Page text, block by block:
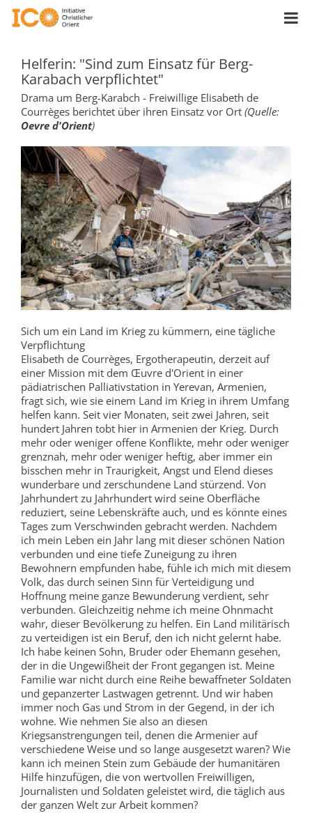
Helferin: "Sind zum Einsatz für Berg-
Karabach verpflichtet"
Drama um Berg-Karabch - Freiwillige Elisabeth de
Courrèges berichtet über ihren Einsatz vor Ort (Quelle:
Oevre d'Orient)
Sich um ein Land im Krieg zu kümmern, eine tägliche
Verpflichtung
Elisabeth de Courrèges, Ergotherapeutin, derzeit auf
einer Mission mit dem Œuvre d'Orient in einer
pädiatrischen Palliativstation in Yerevan, Armenien,
fragt sich, wie sie einem Land im Krieg in ihrem Umfang
helfen kann. Seit vier Monaten, seit zwei Jahren, seit
hundert Jahren tobt hier in Armenien der Krieg. Durch
mehr oder weniger offene Konflikte, mehr oder weniger
grenznah, mehr oder weniger heftig, aber immer ein
bisschen mehr in Traurigkeit, Angst und Elend dieses
wunderbare und zerschundene Land stürzend. Von
Jahrhundert zu Jahrhundert wird seine Oberfläche
reduziert, seine Lebenskräfte auch, und es könnte eines
Tages zum Verschwinden gebracht werden. Nachdem
ich mein Leben ein Jahr lang mit dieser schönen Nation
verbunden und eine tiefe Zuneigung zu ihren
Bewohnern empfunden habe, fühle ich mich mit diesem
Volk, das durch seinen Sinn für Verteidigung und
Hoffnung meine ganze Bewunderung verdient, sehr
verbunden. Gleichzeitig nehme ich meine Ohnmacht
wahr, dieser Bevölkerung zu helfen. Ein Land militärisch
zu verteidigen ist ein Beruf, den ich nicht gelernt habe.
Ich habe keinen Sohn, Bruder oder Ehemann gesehen,
der in die Ungewißheit der Front gegangen ist. Meine
Familie war nicht durch eine Reihe bewaffneter Soldaten
und gepanzerter Lastwagen getrennt. Und wir haben
immer noch Gas und Strom in der Gegend, in der ich
wohne. Wie nehmen Sie also an diesen
Kriegsanstrengungen teil, denen die Armenier auf
verschiedene Weise und so lange ausgesetzt waren? Wie
kann ich meinen Stein zum Gebäude der humanitären
Hilfe hinzufügen, die von wertvollen Freiwilligen,
Journalisten und Soldaten geleistet wird, die täglich aus
der ganzen Welt zur Arbeit kommen?